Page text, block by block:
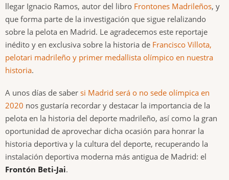
llegar Ignacio Ramos, autor del libro Frontones Madrileños, y
que forma parte de la investigación que sigue relalizando
sobre la pelota en Madrid. Le agradecemos este reportaje
inédito y en exclusiva sobre la historia de Francisco Villota,
pelotari madrileño y primer medallista olímpico en nuestra
historia.
A unos días de saber si Madrid será o no sede olímpica en
2020 nos gustaría recordar y destacar la importancia de la
pelota en la historia del deporte madrileño, así como la gran
oportunidad de aprovechar dicha ocasión para honrar la
historia deportiva y la cultura del deporte, recuperando la
instalación deportiva moderna más antigua de Madrid: el
Frontón Beti-Jai.